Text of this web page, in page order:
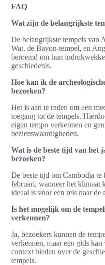
FAQ
Wat zijn de belangrijkste
De belangrijkste tempels van
Wat, de Bayon-tempel, en
beroemd om hun
geschiedenis.
Hoe kan ik de
bezoeken?
Het is aan te raden om een
toegang tot de tempels.
eigen tempo verkennen en
bezienswaardigheden.
Wat is de beste tijd van het
bezoeken?
De beste tijd om Cambodja te
februari, wanneer het klimaat
ideaal is voor een reis naar de
Is het mogelijk om de
verkennen?
Ja, bezoekers kunnen de
verkennen, maar een gids
context bieden over de
tempels.